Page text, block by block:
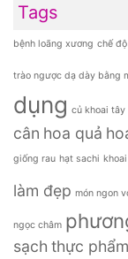
Tags
bệnh loãng xương chế
trào ngược dạ dày bằng
dụng củ khoai tây
cân hoa quả
giống rau hạt sachi
làm đẹp món ngon
ngọc châm
sạch thực